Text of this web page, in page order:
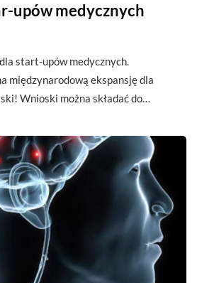
upów medycznych
start-upów medycznych.
międzynarodową ekspansję dla
Wnioski można składać do…